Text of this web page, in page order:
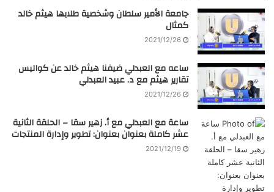
جامعة الأمير سلطان وشخصية طلابها هيثم خالد
كمثال
2021/12/26
ساعه مع العبدلي ضيفنا هيثم خالد عن كواليس
تقارير هيثم مع د. عبيد العبدلي
2021/12/26
ساعة مع العبدلي مع أ. زهير سقا – الحلقة الثانية
عشر كاملة بعنوان بعنوان: تطوير وإدارة المنتجات
2021/12/19